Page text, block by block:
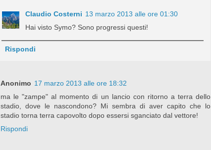
Claudio Costerni 13 marzo 2013 alle ore 01:30
Hai visto Symo? Sono progressi questi!
Rispondi
Anonimo 17 marzo 2013 alle ore 18:32
ma le "zampe" al momento di un lancio con ritorno a terra dello
stadio, dove le nascondono? Mi sembra di aver capito che lo
stadio torna terra capovolto dopo essersi sganciato dal vettore!
Rispondi